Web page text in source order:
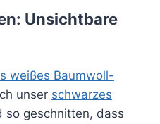
Unsichtbare
weißes Baumwoll-
unser schwarzes
so geschnitten, dass